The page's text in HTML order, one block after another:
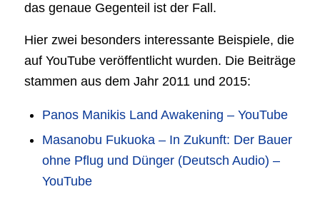
das genaue Gegenteil ist der Fall.
Hier zwei besonders interessante Beispiele, die
auf YouTube veröffentlicht wurden. Die Beiträge
stammen aus dem Jahr 2011 und 2015:
Panos Manikis Land Awakening – YouTube
Masanobu Fukuoka – In Zukunft: Der Bauer
ohne Pflug und Dünger (Deutsch Audio) –
YouTube